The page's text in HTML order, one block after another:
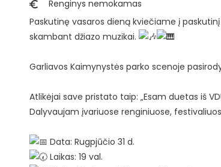
Renginys nemokamas
Paskutinę vasaros dieną kviečiame į
skambant džiazo muzikai.
Garliavos Kaimynystės parko scenoje
Atlikėjai save pristato taip: „Esam duetas iš
Dalyvaujam įvariuose renginiuose,
Data: Rugpjūčio 31 d.
Laikas: 19 val.